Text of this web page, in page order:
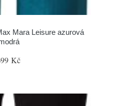
Mara Leisure azurová
Kč